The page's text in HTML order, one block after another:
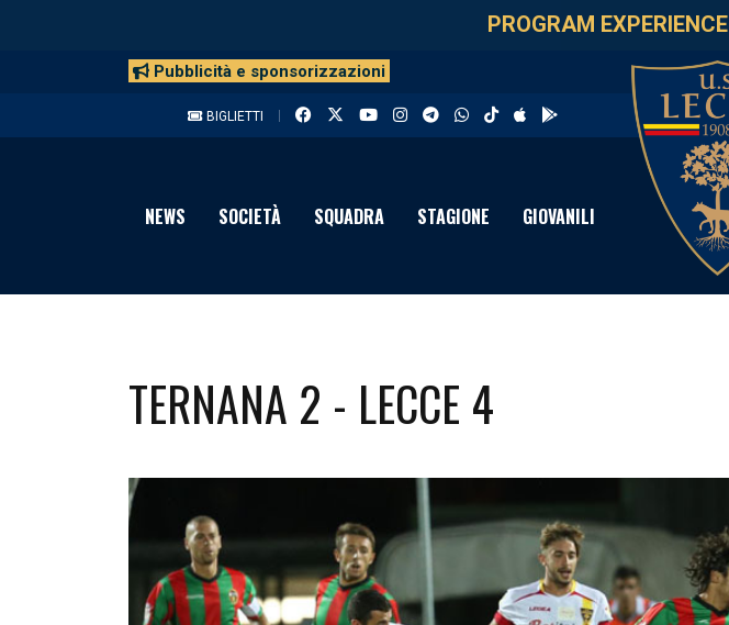
PROGRAM EXPERIENCE
Pubblicità e sponsorizzazioni
BIGLIETTI
NEWS SOCIETÀ SQUADRA STAGIONE GIOVANILI
TERNANA 2 - LECCE 4